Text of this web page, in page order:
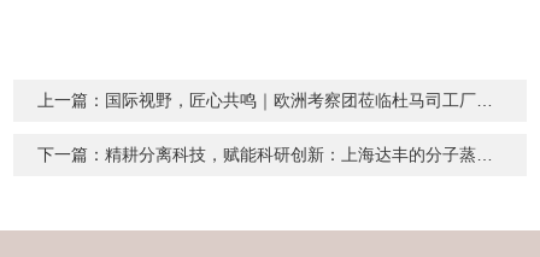
上一篇： 国际视野，匠心共鸣｜欧洲考察团莅临杜马司工厂，共探智造新未来
下一篇：精耕分离科技，赋能科研创新：上海达丰的分子蒸馏匠心之路